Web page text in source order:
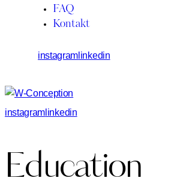
FAQ
Kontakt
instagram linkedin
instagram linkedin
Education